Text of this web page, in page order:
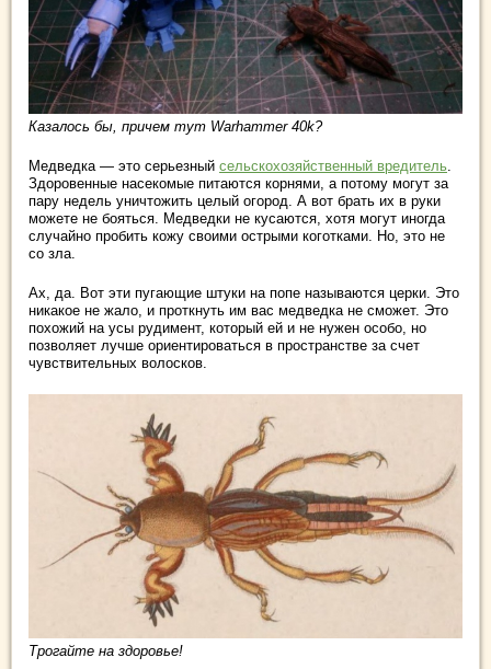
Казалось бы, причем тут Warhammer 40k?
Медведка — это серьезный сельскохозяйственный вредитель.
Здоровенные насекомые питаются корнями, а потому могут за
пару недель уничтожить целый огород. А вот брать их в руки
можете не бояться. Медведки не кусаются, хотя могут иногда
случайно пробить кожу своими острыми коготками. Но, это не
со зла.
Ах, да. Вот эти пугающие штуки на попе называются церки. Это
никакое не жало, и проткнуть им вас медведка не сможет. Это
похожий на усы рудимент, который ей и не нужен особо, но
позволяет лучше ориентироваться в пространстве за счет
чувствительных волосков.
Трогайте на здоровье!